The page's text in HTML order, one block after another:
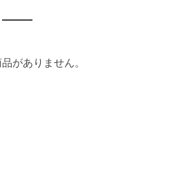
がありません。